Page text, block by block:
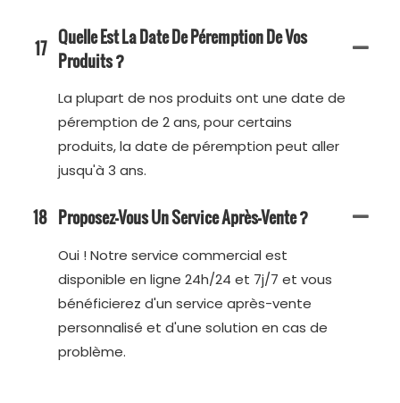
17 Quelle Est La Date De Péremption De Vos
Produits ?
La plupart de nos produits ont une date de
péremption de 2 ans, pour certains
produits, la date de péremption peut aller
jusqu'à 3 ans.
18 Proposez-Vous Un Service Après-Vente ?
Oui ! Notre service commercial est
disponible en ligne 24h/24 et 7j/7 et vous
bénéficierez d'un service après-vente
personnalisé et d'une solution en cas de
problème.